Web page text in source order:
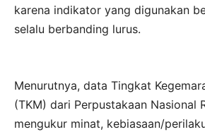
karena indikator yang digunakan
selalu berbanding lurus.
Menurutnya, data Tingkat
(TKM) dari Perpustakaan Nasional
mengukur minat, kebiasaan/